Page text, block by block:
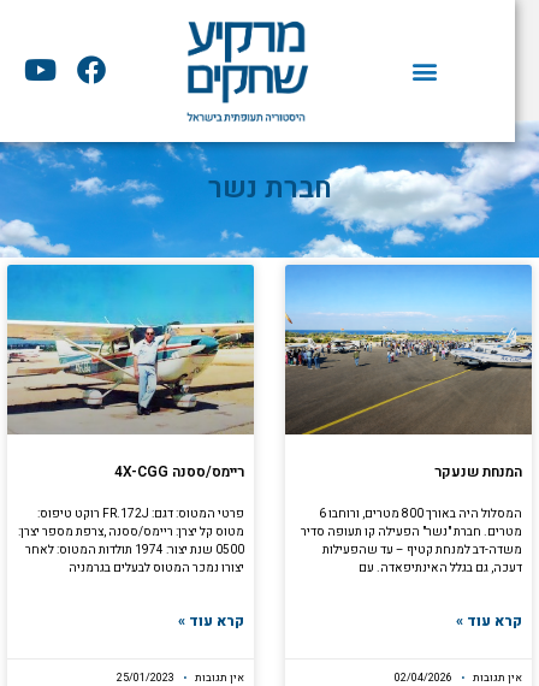
F
a
e
b
o
k
Y
o
t
u
e
חברת נשר
המנחת שנעקר
המסלול היה באורך 800 מטרים, ורוחבו 6
מטרים. חברת "נשר" הפעילה קו תעופה סדיר
משדה-דב למנחת קטיף – עד שהפעילות
דעכה, גם בגלל האינתיפאדה. עם
קרא עוד »
אין תגובות
ריימס/ססנה 4X-CGG
פרטי המטוס: דגם: FR.172J רוקט טיפוס:
מטוס קל יצרן: ריימס/ססנה ,צרפת מספר יצרן:
0500 שנת יצור: 1974 תולדות המטוס: לאחר
יצורו נמכר המטוס לבעלים בגרמניה
קרא עוד »
אין תגובות